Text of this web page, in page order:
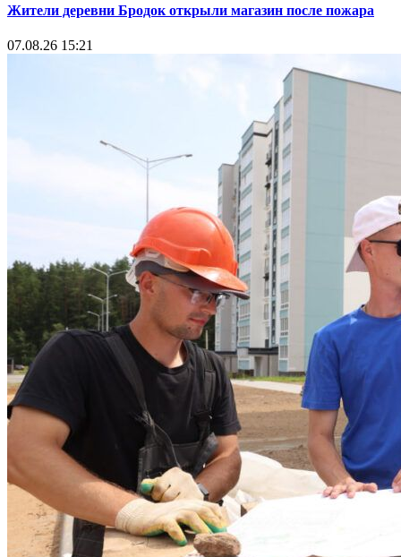
Жители деревни Бродок открыли магазин после пожара
07.08.26 15:21